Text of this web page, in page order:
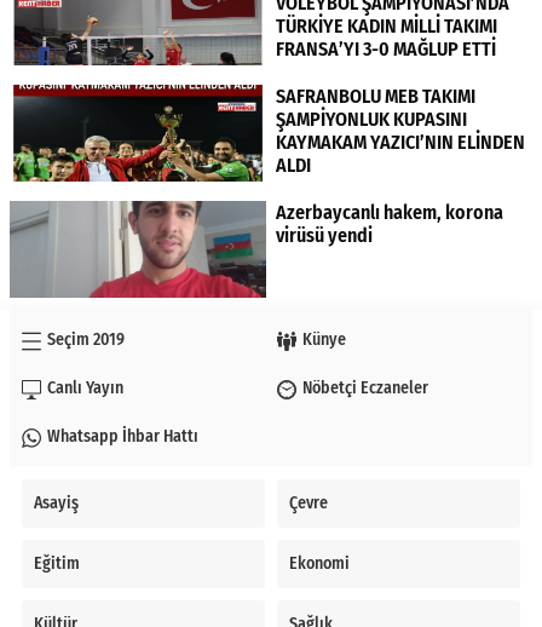
TÜRKİYE KADIN MİLLİ TAKIMI
FRANSA’YI 3-0 MAĞLUP ETTİ
SAFRANBOLU MEB TAKIMI
ŞAMPİYONLUK KUPASINI
KAYMAKAM YAZICI’NIN ELİNDEN
ALDI
Azerbaycanlı hakem, korona
virüsü yendi
Seçim 2019 Künye
Canlı Yayın Nöbetçi Eczaneler
Whatsapp İhbar Hattı
Asayiş Çevre
Eğitim Ekonomi